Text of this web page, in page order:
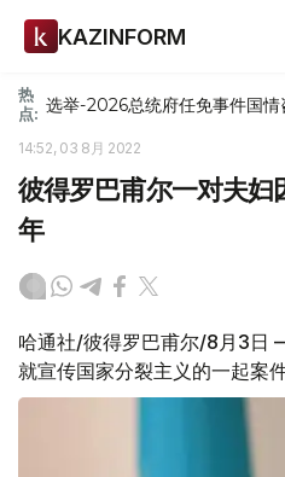
KAZINFORM
热
点: 选举-2026总统府任免事件国情
14:52, 03 8月 2022
彼得罗巴甫尔一对夫妇
年
哈通社/彼得罗巴甫尔/8月3日
就宣传国家分裂主义的一起案